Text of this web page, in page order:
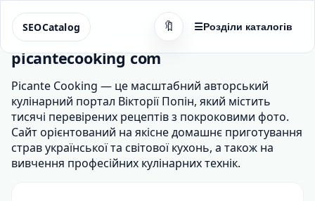
SEOCatalog 🔖 ☰Розділи каталогів
picantecooking com
Picante Cooking — це масштабний авторський
кулінарний портал Вікторії Попін, який містить
тисячі перевірених рецептів з покроковими фото.
Сайт орієнтований на якісне домашнє приготування
страв української та світової кухонь, а також на
вивчення професійних кулінарних технік.